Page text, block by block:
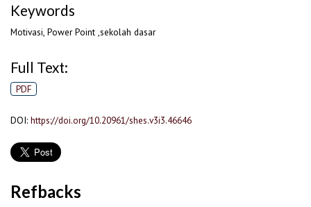
Keywords
Motivasi, Power Point ,sekolah dasar
Full Text:
PDF
DOI: https://doi.org/10.20961/shes.v3i3.46646
Refbacks